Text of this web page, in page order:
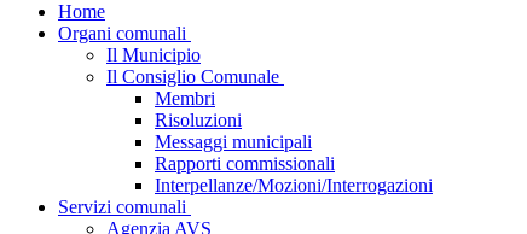
Home
Organi comunali
Il Municipio
Il Consiglio Comunale
Membri
Risoluzioni
Messaggi municipali
Rapporti commissionali
Interpellanze/Mozioni/Interrogazioni
Servizi comunali
Agenzia AVS